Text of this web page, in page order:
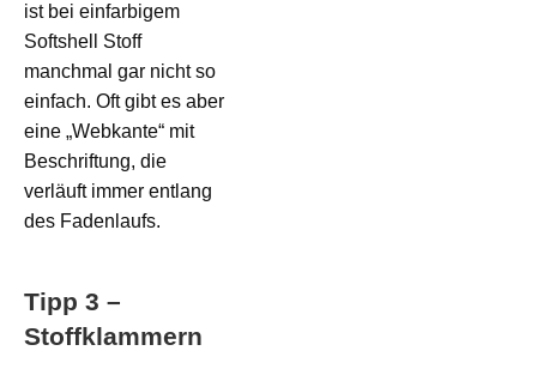
ist bei einfarbigem
Softshell Stoff
manchmal gar nicht so
einfach. Oft gibt es aber
eine „Webkante“ mit
Beschriftung, die
verläuft immer entlang
des Fadenlaufs.
Tipp 3 –
Stoffklammern